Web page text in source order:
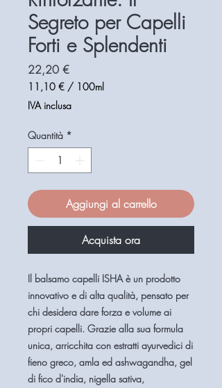
Segreto per Capelli
Forti e Splendenti
22,20 €Prezzo
11,10 € / 100ml
11,10 €
ogni
Millilitri
IVA inclusa
Quantità *
Aggiungi al carrello
Acquista ora
Il balsamo capelli ISHA è un prodotto
innovativo e di alta qualità, pensato per
chi desidera dare forza e volume ai
propri capelli. Grazie alla sua formula
unica, arricchita con estratti ayurvedici di
fieno greco, amla ed ashwagandha, gel
di fico d'india, nigella sativa,